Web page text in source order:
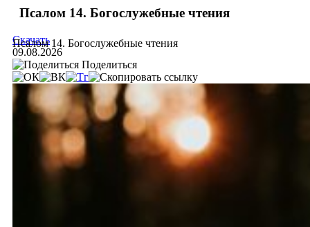
Псалом 14. Богослужебные чтения
Псалом 14. Богослужебные чтения
Скачать
09.08.2026
Поделиться